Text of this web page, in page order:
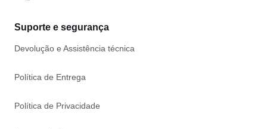
Suporte e segurança
Devolução e Assistência técnica
Política de Entrega
Política de Privacidade